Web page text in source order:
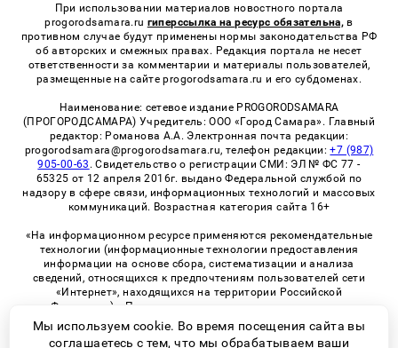
При использовании материалов новостного портала
progorodsamara.ru гиперссылка на ресурс обязательна, в
противном случае будут применены нормы законодательства РФ
об авторских и смежных правах. Редакция портала не несет
ответственности за комментарии и материалы пользователей,
размещенные на сайте progorodsamara.ru и его субдоменах.
Наименование: сетевое издание PROGORODSAMARA
(ПРОГОРОДСАМАРА) Учредитель: ООО «Город Самара». Главный
редактор: Романова А.А. Электронная почта редакции:
progorodsamara@progorodsamara.ru, телефон редакции:+7 (987)
905-00-63 . Свидетельство о регистрации СМИ: ЭЛ № ФС 77 -
65325 от 12 апреля 2016г. выдано Федеральной службой по
надзору в сфере связи, информационных технологий и массовых
коммуникаций. Возрастная категория сайта 16+
«На информационном ресурсе применяются рекомендательные
технологии (информационные технологии предоставления
информации на основе сбора, систематизации и анализа
сведений, относящихся к предпочтениям пользователей сети
«Интернет», находящихся на территории Российской
Федерации)». Правила применения рекомендательных
технологий в виджетах рекламно-обменной сети
«СМИ2» (PDF)
Мы используем cookie. Во время посещения сайта вы
соглашаетесь с тем, что мы обрабатываем ваши